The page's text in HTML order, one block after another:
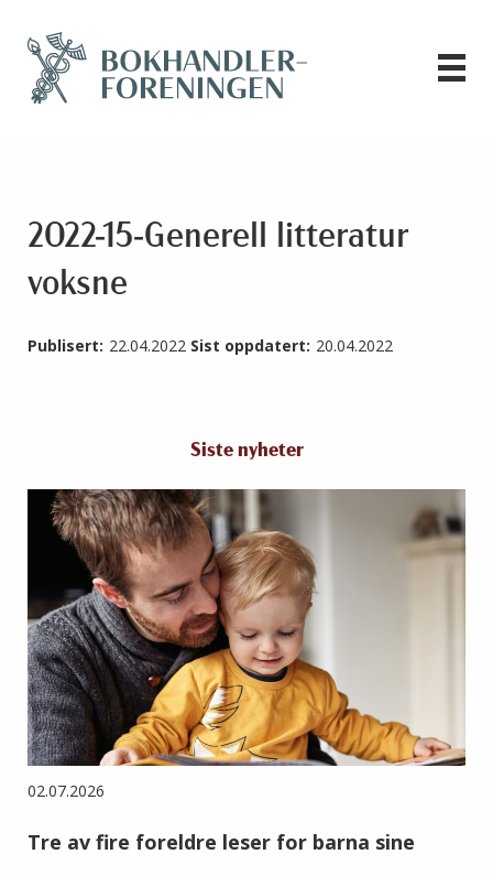
2022-15-Generell litteratur
voksne
Publisert: 22.04.2022 Sist oppdatert: 20.04.2022
Siste nyheter
02.07.2026
Tre av fire foreldre leser for barna sine